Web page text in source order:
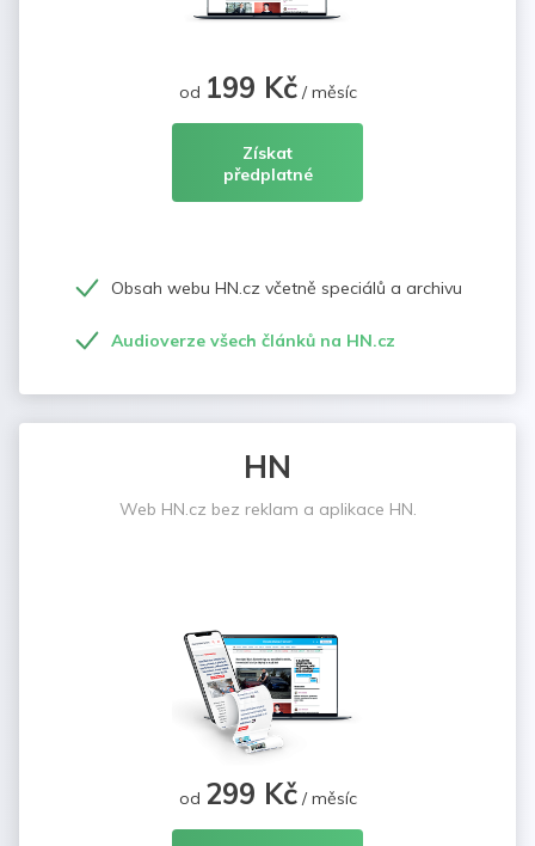
od 199 Kč/ měsíc
Získat
předplatné
Obsah webu HN.cz včetně speciálů a archivu
Audioverze všech článků na HN.cz
HN
Web HN.cz bez reklam a aplikace HN.
od 299 Kč/ měsíc